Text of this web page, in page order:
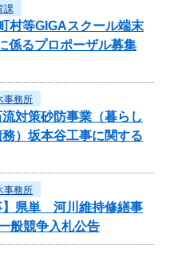
課
村等GIGAスクール端末
るプロポーザル募集
事務所
対策砂防事業（暮らし
）坂本谷工事に関する
事務所
】県単 河川維持修繕事
般競争入札公告